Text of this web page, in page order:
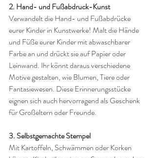
2. Hand- und Fußabdruck-Kunst
Verwandelt die Hand- und Fußabdrücke
eurer Kinder in Kunstwerke! Malt die Hände
und Füße eurer Kinder mit abwaschbarer
Farbe an und drückt sie auf Papier oder
Leinwand. Ihr könnt daraus verschiedene
Motive gestalten, wie Blumen, Tiere oder
Fantasiewesen. Diese Erinnerungsstücke
eignen sich auch hervorragend als Geschenk
für Großeltern oder Freunde.
3. Selbstgemachte Stempel
Mit Kartoffeln, Schwämmen oder Korken